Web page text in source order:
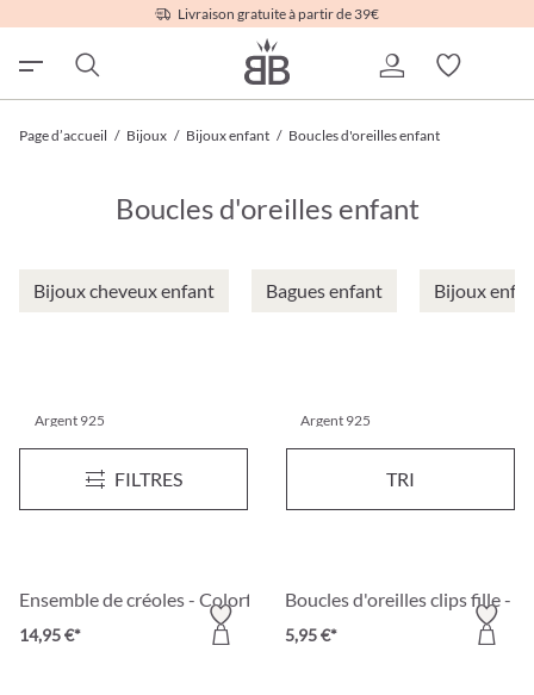
Livraison gratuite à partir de 39€
Page d’accueil / Bijoux / Bijoux enfant / Boucles d'oreilles enfant
Boucles d'oreilles enfant
Bijoux cheveux enfant Bagues enfant Bijoux
FILTRES TRI
Argent 925
Clous d'oreilles - Delicate Flower
Argent 925
Clous d'oreilles - Pink Paws
Ensemble de créoles - Colorful Kids
14,95 €*
Boucles d'oreilles clips fille -
5,95 €*